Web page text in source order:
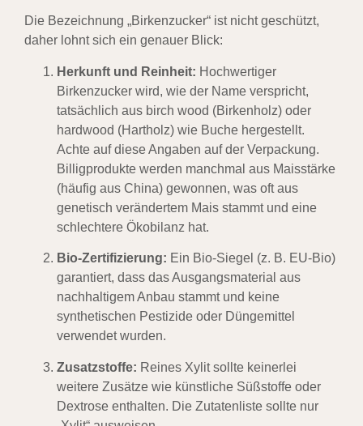
Die Bezeichnung „Birkenzucker“ ist nicht geschützt,
daher lohnt sich ein genauer Blick:
Herkunft und Reinheit: Hochwertiger
Birkenzucker wird, wie der Name verspricht,
tatsächlich aus birch wood (Birkenholz) oder
hardwood (Hartholz) wie Buche hergestellt.
Achte auf diese Angaben auf der Verpackung.
Billigprodukte werden manchmal aus Maisstärke
(häufig aus China) gewonnen, was oft aus
genetisch verändertem Mais stammt und eine
schlechtere Ökobilanz hat.
Bio-Zertifizierung: Ein Bio-Siegel (z. B. EU-Bio)
garantiert, dass das Ausgangsmaterial aus
nachhaltigem Anbau stammt und keine
synthetischen Pestizide oder Düngemittel
verwendet wurden.
Zusatzstoffe: Reines Xylit sollte keinerlei
weitere Zusätze wie künstliche Süßstoffe oder
Dextrose enthalten. Die Zutatenliste sollte nur